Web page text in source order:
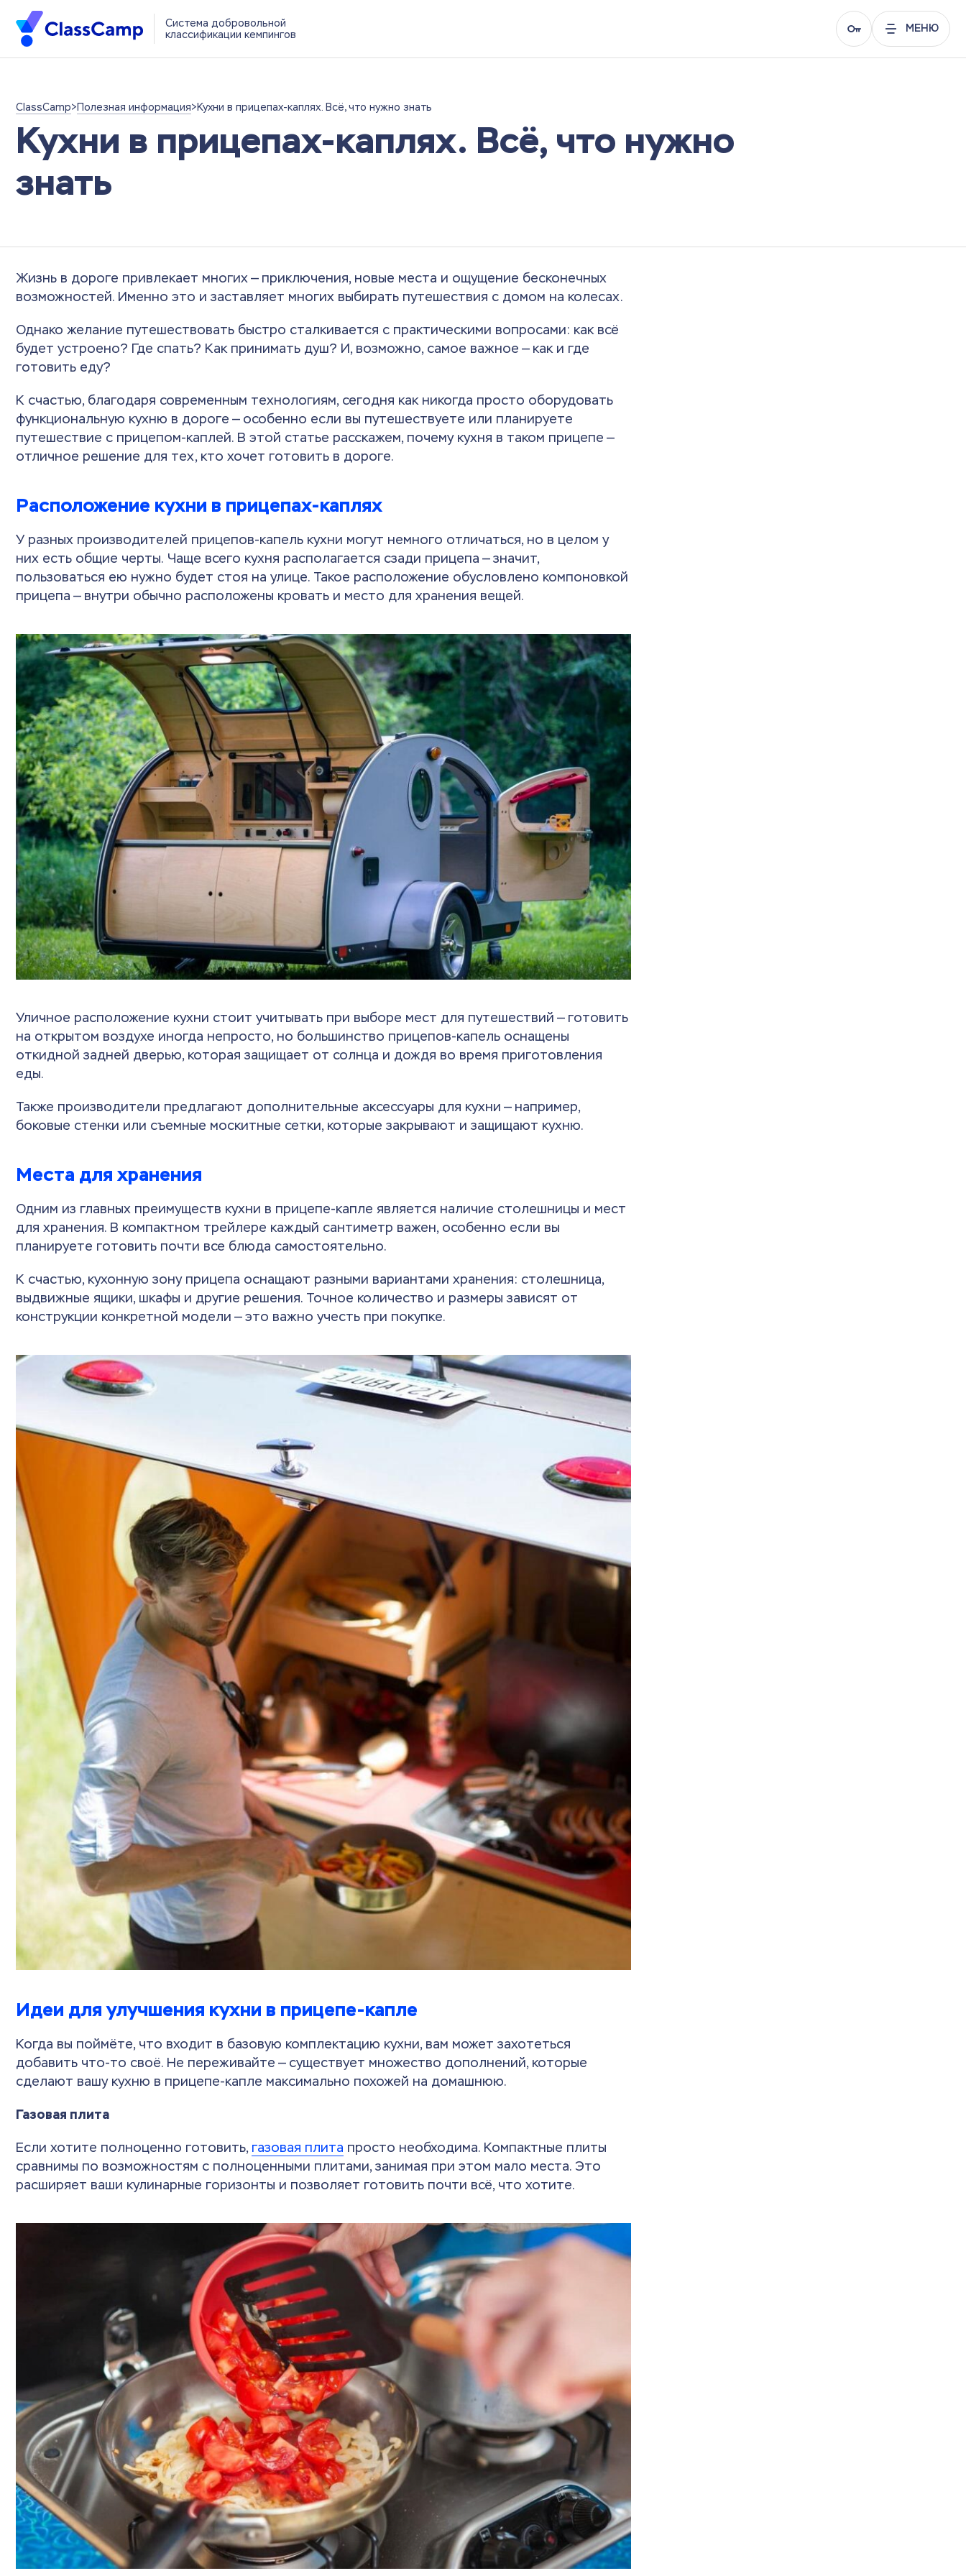
Система добровольной
классификации кемпингов
МЕНЮ
ClassCamp>Полезная информация>Кухни в прицепах-каплях. Всё, что нужно знать
Кухни в прицепах-каплях. Всё, что нужно
знать
Жизнь в дороге привлекает многих — приключения, новые места и ощущение бесконечных
возможностей. Именно это и заставляет многих выбирать путешествия с домом на колесах.
Однако желание путешествовать быстро сталкивается с практическими вопросами: как всё
будет устроено? Где спать? Как принимать душ? И, возможно, самое важное — как и где
готовить еду?
К счастью, благодаря современным технологиям, сегодня как никогда просто оборудовать
функциональную кухню в дороге — особенно если вы путешествуете или планируете
путешествие с прицепом-каплей. В этой статье расскажем, почему кухня в таком прицепе —
отличное решение для тех, кто хочет готовить в дороге.
Расположение кухни в прицепах-каплях
У разных производителей прицепов-капель кухни могут немного отличаться, но в целом у
них есть общие черты. Чаще всего кухня располагается сзади прицепа — значит,
пользоваться ею нужно будет стоя на улице. Такое расположение обусловлено компоновкой
прицепа — внутри обычно расположены кровать и место для хранения вещей.
Уличное расположение кухни стоит учитывать при выборе мест для путешествий — готовить
на открытом воздухе иногда непросто, но большинство прицепов-капель оснащены
откидной задней дверью, которая защищает от солнца и дождя во время приготовления
еды.
Также производители предлагают дополнительные аксессуары для кухни — например,
боковые стенки или съемные москитные сетки, которые закрывают и защищают кухню.
Места для хранения
Одним из главных преимуществ кухни в прицепе-капле является наличие столешницы и мест
для хранения. В компактном трейлере каждый сантиметр важен, особенно если вы
планируете готовить почти все блюда самостоятельно.
К счастью, кухонную зону прицепа оснащают разными вариантами хранения: столешница,
выдвижные ящики, шкафы и другие решения. Точное количество и размеры зависят от
конструкции конкретной модели — это важно учесть при покупке.
Идеи для улучшения кухни в прицепе-капле
Когда вы поймёте, что входит в базовую комплектацию кухни, вам может захотеться
добавить что-то своё. Не переживайте — существует множество дополнений, которые
сделают вашу кухню в прицепе-капле максимально похожей на домашнюю.
Газовая плита
Если хотите полноценно готовить, газовая плита просто необходима. Компактные плиты
сравнимы по возможностям с полноценными плитами, занимая при этом мало места. Это
расширяет ваши кулинарные горизонты и позволяет готовить почти всё, что хотите.